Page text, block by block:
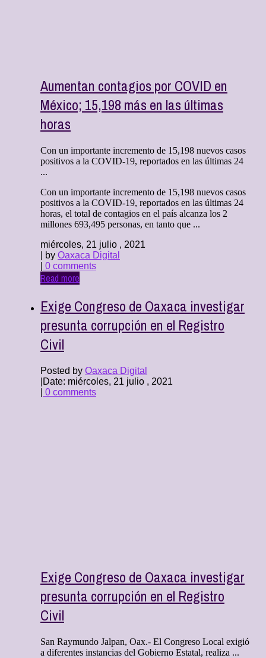
Aumentan contagios por COVID en
México; 15,198 más en las últimas
horas
Con un importante incremento de 15,198 nuevos casos
positivos a la COVID-19, reportados en las últimas 24
...
Con un importante incremento de 15,198 nuevos casos
positivos a la COVID-19, reportados en las últimas 24
horas, el total de contagios en el país alcanza los 2
millones 693,495 personas, en tanto que ...
miércoles, 21 julio , 2021
| by Oaxaca Digital
0 comments
Read more
Exige Congreso de Oaxaca investigar
presunta corrupción en el Registro
Civil
Posted by Oaxaca Digital
Date: miércoles, 21 julio , 2021
0 comments
Exige Congreso de Oaxaca investigar
presunta corrupción en el Registro
Civil
San Raymundo Jalpan, Oax.- El Congreso Local exigió
a diferentes instancias del Gobierno Estatal, realiza ...